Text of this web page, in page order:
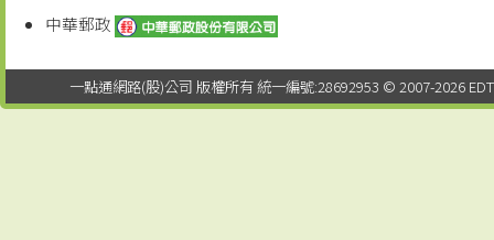
中華郵政
一點通網路(股)公司 版權所有 統一編號:28692953 © 2007-2026